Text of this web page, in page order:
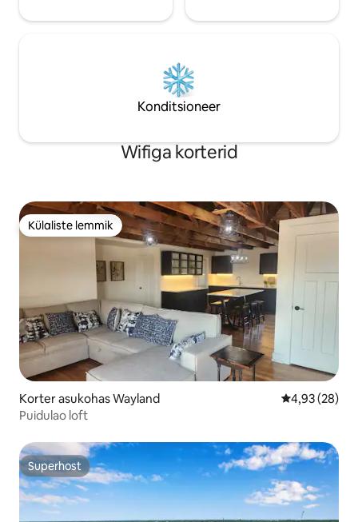
Konditsioneer
Wifiga korterid
Külaliste lemmik
Külaliste lemmik
Korter asukohas Wayland Keskmine
4,93 (28)
Puidulao loft
Superhost
Superhost